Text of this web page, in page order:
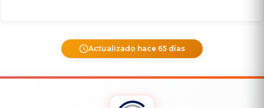
Actualizado hace 65 días